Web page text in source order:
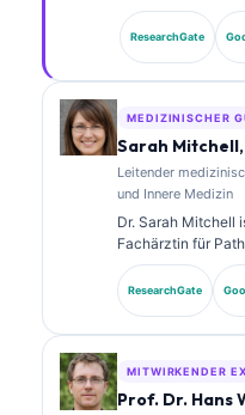
Erfahrung in der
gestützten
Officer bei
Biomarker-
veröffentlicht.
ResearchGate
MEDIZINISCHER
Sarah Mitchell,
Leitender
und Innere Medizin
Dr. Sarah Mitchell
Fachärztin für
Erfahrung in der
diagnostischen
ResearchGate
MITWIRKENDER
Prof. Dr. Hans